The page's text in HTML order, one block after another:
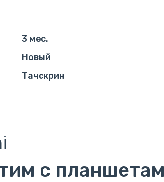
3 мес.
Новый
Тачскрин
с